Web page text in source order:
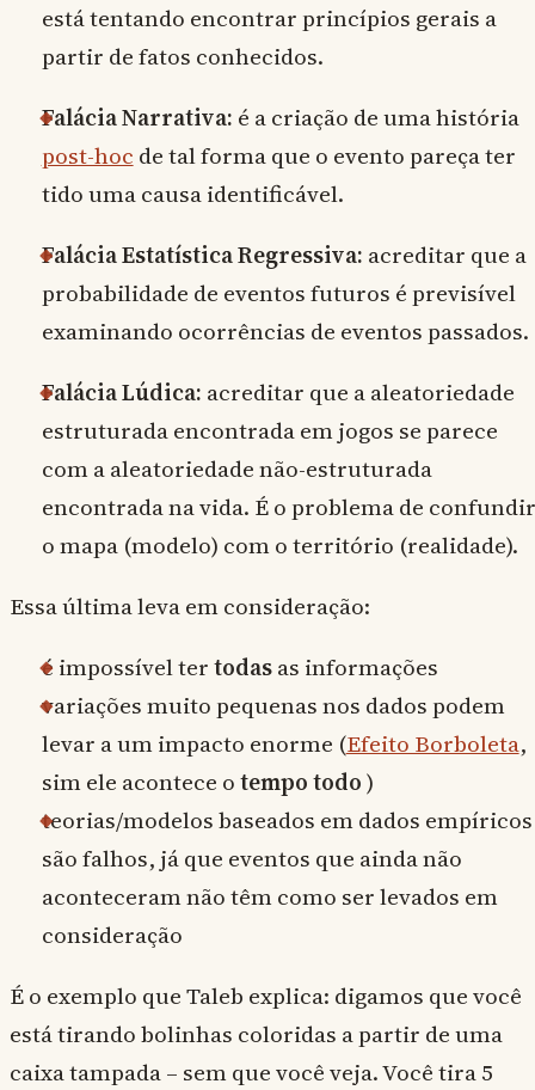
está tentando encontrar princípios gerais a
partir de fatos conhecidos.
Falácia Narrativa: é a criação de uma história
post-hoc de tal forma que o evento pareça ter
tido uma causa identificável.
Falácia Estatística Regressiva: acreditar que a
probabilidade de eventos futuros é previsível
examinando ocorrências de eventos passados.
Falácia Lúdica: acreditar que a aleatoriedade
estruturada encontrada em jogos se parece
com a aleatoriedade não-estruturada
encontrada na vida. É o problema de confundir
o mapa (modelo) com o território (realidade).
Essa última leva em consideração:
é impossível tertodasas informações
variações muito pequenas nos dados podem
levar a um impacto enorme (Efeito Borboleta,
sim ele acontece otempo todo)
teorias/modelos baseados em dados empíricos
são falhos, já que eventos que ainda não
aconteceram não têm como ser levados em
consideração
É o exemplo que Taleb explica: digamos que você
está tirando bolinhas coloridas a partir de uma
caixa tampada – sem que você veja. Você tira 5